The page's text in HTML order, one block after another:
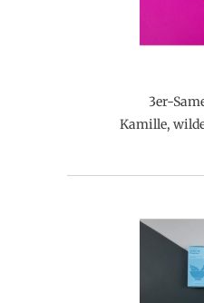
3er-
Kamille,